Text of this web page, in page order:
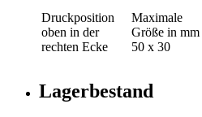
Druckposition
oben in der
rechten Ecke
Maximale
Größe in mm
50 x 30
Lagerbestand